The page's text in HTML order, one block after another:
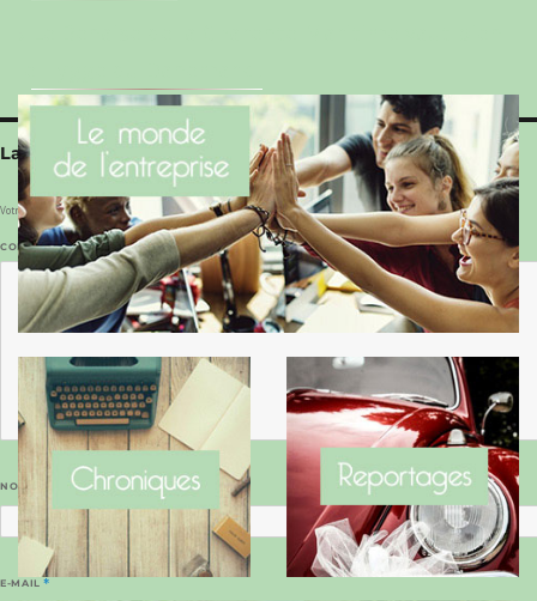
Laisser un commentaire
Votre adresse e-mail ne sera pas publiée.Les champs obligatoires sont indiqués avec
COMMENTAIRE*
NOM
E-MAIL*